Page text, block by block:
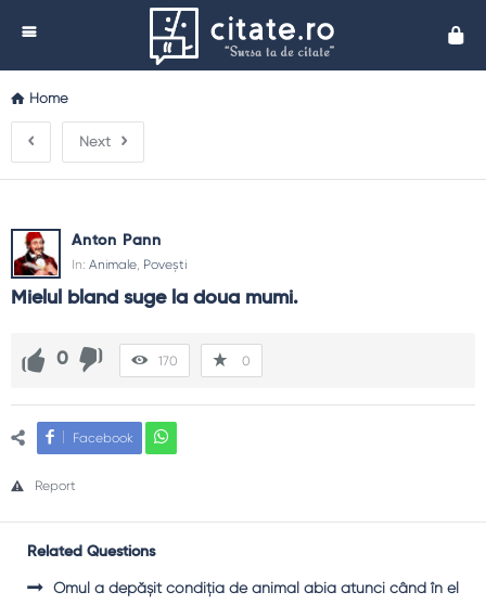
Home
Next
Anton Pann
In: Animale, Povești
Mielul bland suge la doua mumi.
0 170 0
Facebook
Report
Related Questions
Omul a depăşit condiţia de animal abia atunci când în el